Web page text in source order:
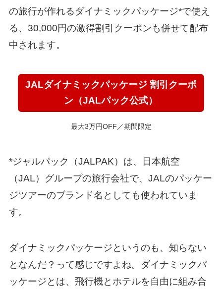
の旅行が作れるダイナミックパッケージ*で使え
る、30,000円の激得割引クーポンも併せて配布
中されます。
JALダイナミックパッケージ 割引クーポ
ン（JALパック公式）
最大3万円OFF／期間限定
*ジャルパック（JALPAK）は、日本航空
（JAL）グループの旅行会社で、JALのパッケー
ジツアーのブランド名としても使われていま
す。
ダイナミックパッケージというのも、知らない
となんだ？って感じですよね。ダイナミックパ
ッケージとは、飛行機とホテルを自由に組み合